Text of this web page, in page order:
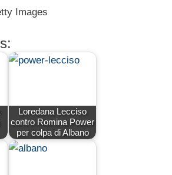
Images
Loredana Lecciso
contro Romina Power
per colpa di Albano